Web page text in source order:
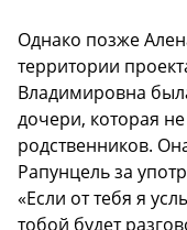
Однако позже
территории
Владимировна
дочери, которая
родственников.
Рапунцель за
«Если от тебя я
тобой будет